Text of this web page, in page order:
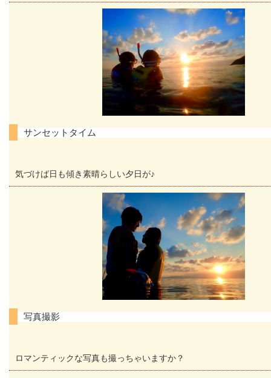
サンセットタイム
気づけば日も傾き素晴らしい夕日が♪
写真撮影
ロマンティックな写真も撮っちゃいますか？